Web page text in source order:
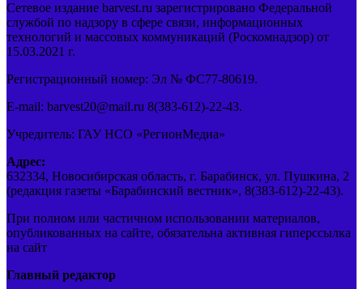
Сетевое издание barvest.ru зарегистрировано Федеральной
службой по надзору в сфере связи, информационных
технологий и массовых коммуникаций (Роскомнадзор) от
15.03.2021 г.
Регистрационный номер: Эл № ФС77-80619.
E-mail: barvest20@mail.ru 8(383-612)-22-43.
Учредитель: ГАУ НСО «РегионМедиа»
Адрес:
632334, Новосибирская область, г. Барабинск, ул. Пушкина, 2
(редакция газеты «Барабинский вестник», 8(383-612)-22-43).
При полном или частичном использовании материалов,
опубликованных на сайте, обязательна активная гиперссылка
на сайт
Главный редактор